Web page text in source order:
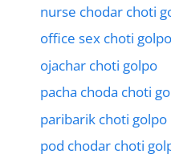
nurse chodar choti
office sex choti golpo
ojachar choti golpo
pacha choda choti
paribarik choti golpo
pod chodar choti